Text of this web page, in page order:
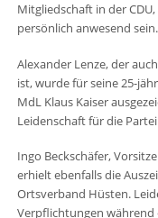
Mitgliedschaft in der
persönlich anwesend sein.
Alexander Lenze, der
ist, wurde für seine 25-
MdL Klaus Kaiser
Leidenschaft für die
Ingo Beckschäfer,
erhielt ebenfalls die
Ortsverband Hüsten.
Verpflichtungen während